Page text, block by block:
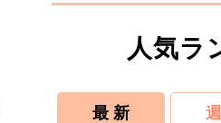
人気ラ
最 新